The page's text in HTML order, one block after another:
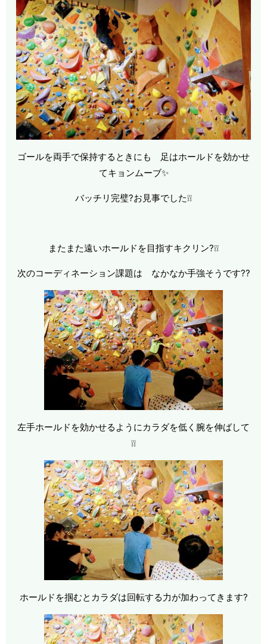
ゴールを両手で保持するときにも 足はホールドを効かせ
てキョンムーブ✨
バッチリ完璧?お見事でした❕❕
またまた遠いホールドを目指すキクリン?❕❕
次のコーディネーション課題は なかなか手強そうです??
左手ホールドを効かせるようにカラダを低く腕を伸ばして
❕❕
ホールドを掴むとカラダは回転する力が加わってきます?